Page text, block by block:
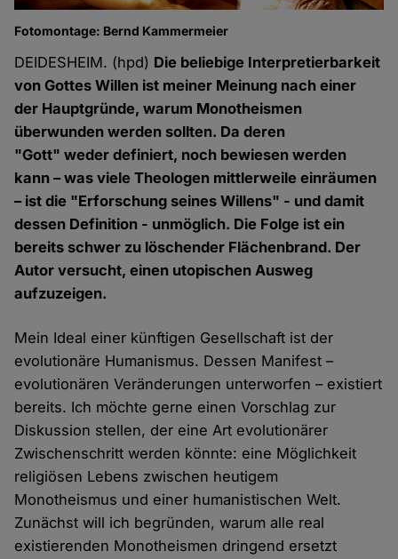
Fotomontage: Bernd Kammermeier
DEIDESHEIM. (hpd) Die beliebige Interpretierbarkeit
von Gottes Willen ist meiner Meinung nach einer
der Hauptgründe, warum Monotheismen
überwunden werden sollten. Da deren
"Gott" weder definiert, noch bewiesen werden
kann – was viele Theologen mittlerweile einräumen
– ist die "Erforschung seines Willens" - und damit
dessen Definition - unmöglich. Die Folge ist ein
bereits schwer zu löschender Flächenbrand. Der
Autor versucht, einen utopischen Ausweg
aufzuzeigen.
Mein Ideal einer künftigen Gesellschaft ist der
evolutionäre Humanismus. Dessen Manifest –
evolutionären Veränderungen unterworfen – existiert
bereits. Ich möchte gerne einen Vorschlag zur
Diskussion stellen, der eine Art evolutionärer
Zwischenschritt werden könnte: eine Möglichkeit
religiösen Lebens zwischen heutigem
Monotheismus und einer humanistischen Welt.
Zunächst will ich begründen, warum alle real
existierenden Monotheismen dringend ersetzt